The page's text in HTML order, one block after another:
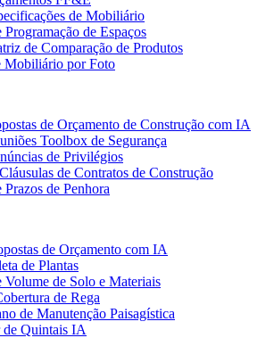
de Mobiliário
de Espaços
de Comparação de Produtos
Mobiliário por Foto
de Orçamento de Construção com IA
Toolbox de Segurança
de Privilégios
de Contratos de Construção
de Penhora
de Orçamento com IA
de Plantas
Volume de Solo e Materiais
de Rega
de Manutenção Paisagística
de Quintais IA